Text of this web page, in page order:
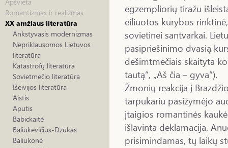
Apšvieta
Romantizmas ir realizmas
XX amžiaus literatūra
Ankstyvasis modernizmas
Nepriklausomos Lietuvos
literatūra
Katastrofų literatūra
Sovietmečio literatūra
Išeivijos literatūra
Aistis
Aputis
Babickaitė
Baliukevičius-Dzūkas
Baliukonė
egzempliorių tiražu
eiliuotos kūrybos
sovietinei santvarkai.
pasipriešinimo dvasią
dešimtmečiais skaityta
tautą“, „Aš čia – gyva“).
Žmonių reakcija į
tarpukariu pasižymėjo
įtaigios romantinės
išlavinta deklamacija.
prisimindamas, tų laikų